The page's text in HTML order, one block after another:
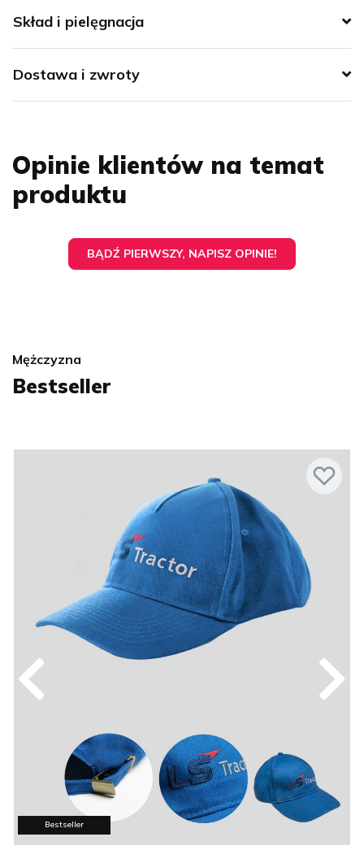
Skład i pielęgnacja
Dostawa i zwroty
Opinie klientów na temat
produktu
BĄDŹ PIERWSZY, NAPISZ OPINIE!
Mężczyzna
Bestseller
Bestseller